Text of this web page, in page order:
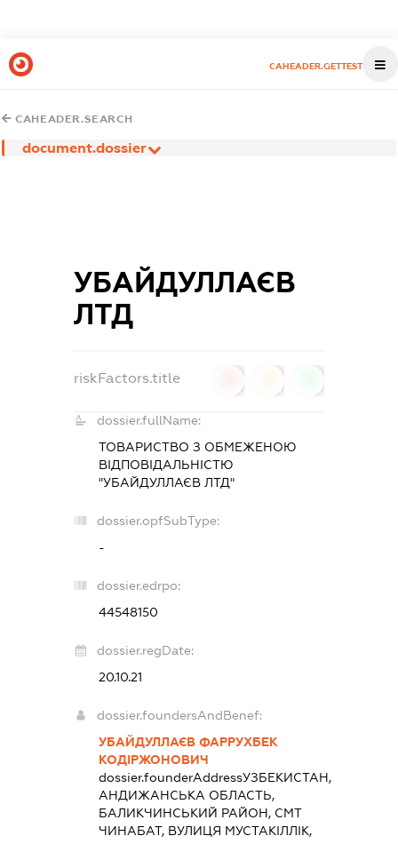
CAHEADER.GETTEST
CAHEADER.SEARCH
document.dossier
УБАЙДУЛЛАЄВ
ЛТД
riskFactors.title
dossier.fullName:
ТОВАРИСТВО З ОБМЕЖЕНОЮ
ВІДПОВІДАЛЬНІСТЮ
"УБАЙДУЛЛАЄВ ЛТД"
dossier.opfSubType:
-
dossier.edrpo:
44548150
dossier.regDate:
20.10.21
dossier.foundersAndBenef:
УБАЙДУЛЛАЄВ ФАРРУХБЕК
КОДІРЖОНОВИЧ
dossier.founderAddressУЗБЕКИСТАН,
АНДИЖАНСЬКА ОБЛАСТЬ,
БАЛИКЧИНСЬКИЙ РАЙОН, СМТ
ЧИНАБАТ, ВУЛИЦЯ МУСТАКІЛЛІК,